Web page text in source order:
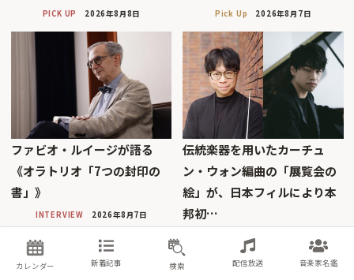
PICK UP 2026年8月8日 Pick Up 2026年8月7日
ファビオ・ルイージが語る
《オラトリオ「7つの封印の
書」》
INTERVIEW 2026年8月7日
伝統楽器を用いたカーチュ
ン・ウォン編曲の「展覧会の
絵」が、日本フィルにより本
邦初…
カレンダー 新着記事 検索 配信放送 音楽家名鑑